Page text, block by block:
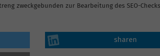
zweckgebunden zur Bearbeitung des SEO-
sharen